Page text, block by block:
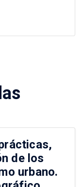
de los
urbano.